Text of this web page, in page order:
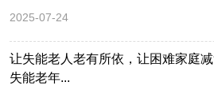
2025-07-24
让失能老人老有所依，让困难家庭
失能老年...